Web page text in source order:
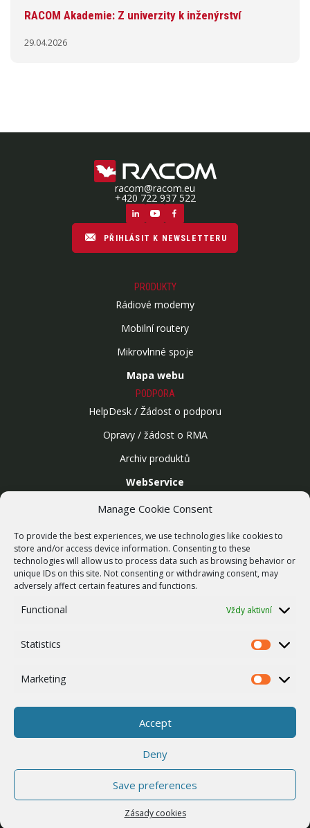
Manage Cookie Consent
To provide the best experiences, we use technologies like cookies to
store and/or access device information. Consenting to these
technologies will allow us to process data such as browsing behavior or
unique IDs on this site. Not consenting or withdrawing consent, may
adversely affect certain features and functions.
Functional Vždy aktivní
Statistics Statistics
Marketing Marketing
Accept
Deny
Save preferences
Zásady cookies
RACOM Akademie: Z univerzity k inženýrství
29.04.2026
racom@racom.eu
+420 722 937 522
PŘIHLÁSIT K NEWSLETTERU
PRODUKTY
Rádiové modemy
Mobilní routery
Mikrovlnné spoje
Mapa webu
PODPORA
HelpDesk / Žádost o podporu
Opravy / žádost o RMA
Archiv produktů
WebService
Bezdrátové sítě
Zakázková výroba
Report zranitelnosti
O NÁS
Ostatní
Whistleblowing
© 2026 RACOM s.r.o. All Rights Reserved.